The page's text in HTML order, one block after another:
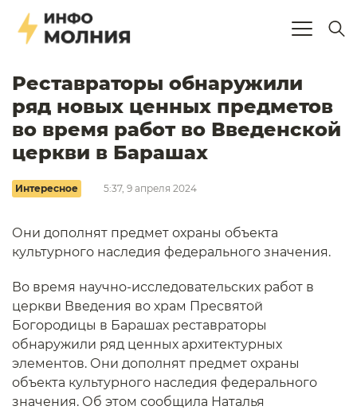
Реставраторы обнаружили
ряд новых ценных предметов
во время работ во Введенской
церкви в Барашах
Интересное 5:37, 9 апреля 2024
Они дополнят предмет охраны объекта
культурного наследия федерального значения.
Во время научно-исследовательских работ в
церкви Введения во храм Пресвятой
Богородицы в Барашах реставраторы
обнаружили ряд ценных архитектурных
элементов. Они дополнят предмет охраны
объекта культурного наследия федерального
значения. Об этом сообщила Наталья